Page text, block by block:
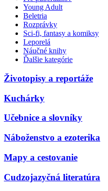
Young Adult
Beletria
Rozprávky
Sci-fi, fantasy a komiksy
Leporelá
Náučné knihy
Ďalšie kategórie
Životopisy a reportáže
Kuchárky
Učebnice a slovníky
Náboženstvo a ezoterika
Mapy a cestovanie
Cudzojazyčná literatúra